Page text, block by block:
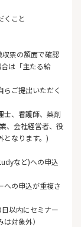
くこと
票の額面で確認
は「主たる給
らご提出いただく
士、看護師、薬剤
、会社経営者、役
となります。)
など)への申込
への申込が重複さ
以内にセミナー
対象外）